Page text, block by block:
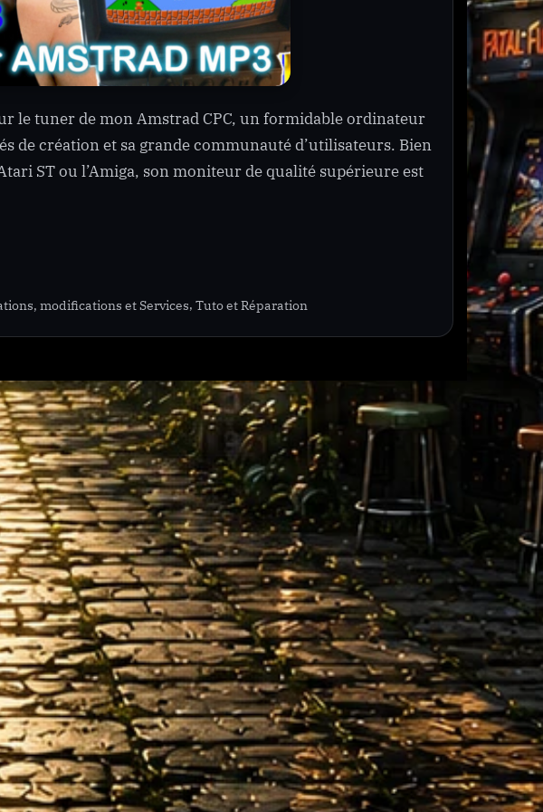
le tuner de mon Amstrad CPC, un formidable ordinateur
de création et sa grande communauté d’utilisateurs. Bien
ST ou l’Amiga, son moniteur de qualité supérieure est
modifications et Services,Tuto et Réparation